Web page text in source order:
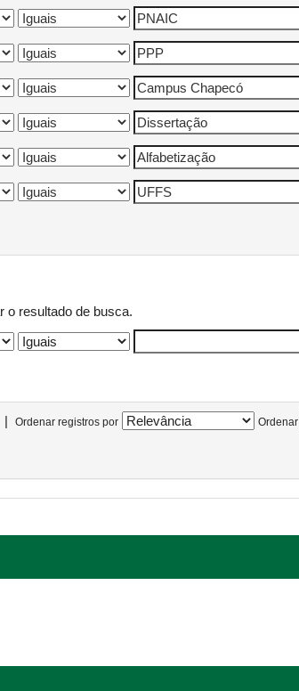
o resultado de busca.
| Ordenar registros por Ordenar